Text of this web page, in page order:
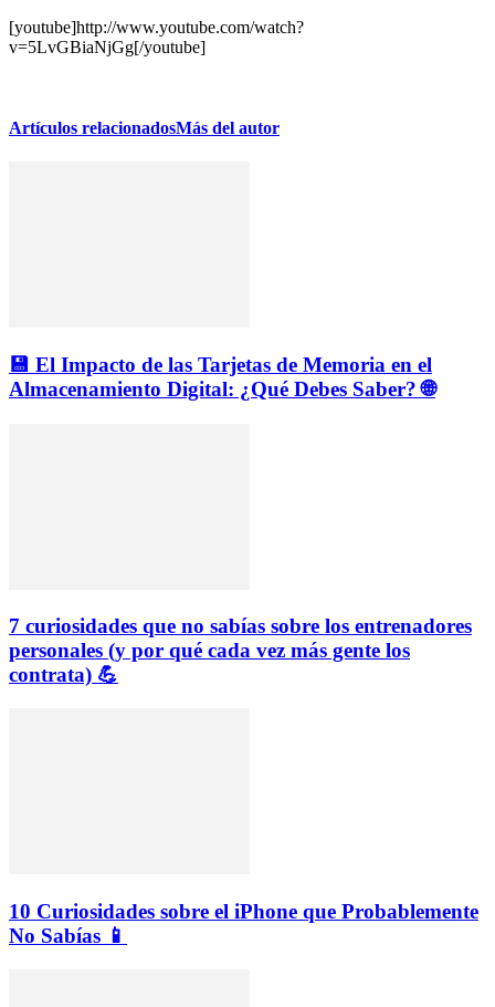
[youtube]http://www.youtube.com/watch?
v=5LvGBiaNjGg[/youtube]
Artículos relacionadosMás del autor
💾 El Impacto de las Tarjetas de Memoria en el
Almacenamiento Digital: ¿Qué Debes Saber? 🌐
7 curiosidades que no sabías sobre los entrenadores
personales (y por qué cada vez más gente los
contrata) 💪
10 Curiosidades sobre el iPhone que Probablemente
No Sabías 📱